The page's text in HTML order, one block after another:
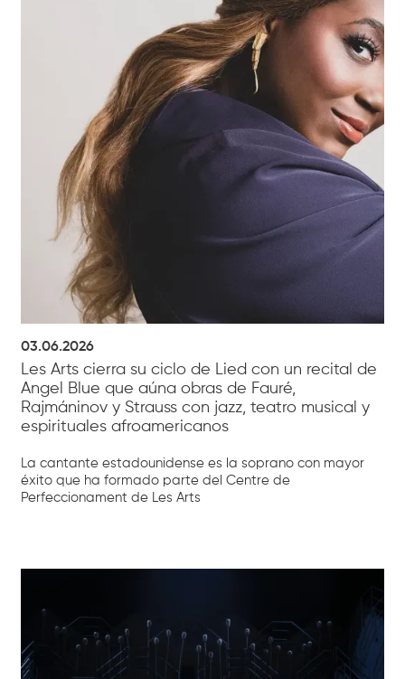
03.06.2026
Les Arts cierra su ciclo de Lied con un recital de
Angel Blue que aúna obras de Fauré,
Rajmáninov y Strauss con jazz, teatro musical y
espirituales afroamericanos
La cantante estadounidense es la soprano con mayor
éxito que ha formado parte del Centre de
Perfeccionament de Les Arts